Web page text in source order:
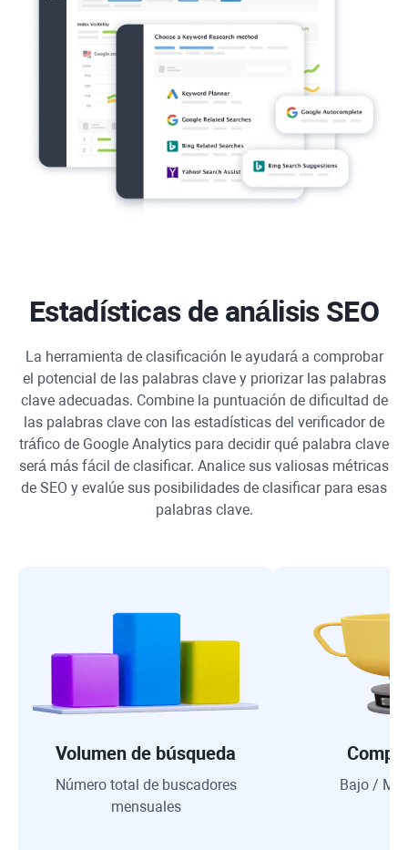
Estadísticas de análisis SEO
La herramienta de clasificación le ayudará a comprobar
el potencial de las palabras clave y priorizar las palabras
clave adecuadas. Combine la puntuación de dificultad de
las palabras clave con las estadísticas del verificador de
tráfico de Google Analytics para decidir qué palabra clave
será más fácil de clasificar. Analice sus valiosas métricas
de SEO y evalúe sus posibilidades de clasificar para esas
palabras clave.
Volumen de búsqueda
Número total de buscadores
mensuales
Bajo /